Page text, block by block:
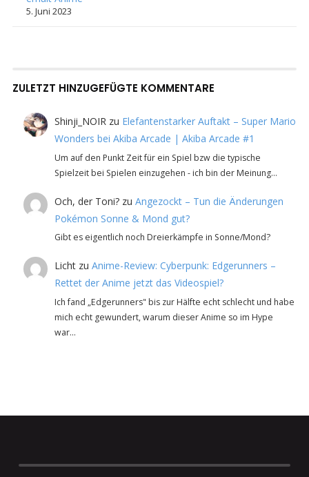
5. Juni 2023
ZULETZT HINZUGEFÜGTE KOMMENTARE
Shinji_NOIR zu Elefantenstarker Auftakt – Super Mario
Wonders bei Akiba Arcade | Akiba Arcade #1
Um auf den Punkt Zeit für ein Spiel bzw die typische
Spielzeit bei Spielen einzugehen - ich bin der Meinung…
Och, der Toni? zuAngezockt – Tun die Änderungen
Pokémon Sonne & Mond gut?
Gibt es eigentlich noch Dreierkämpfe in Sonne/Mond?
Licht zuAnime-Review: Cyberpunk: Edgerunners –
Rettet der Anime jetzt das Videospiel?
Ich fand „Edgerunners" bis zur Hälfte echt schlecht und habe
mich echt gewundert, warum dieser Anime so im Hype
war…